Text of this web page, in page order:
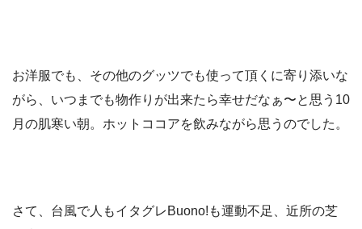
お洋服でも、その他のグッツでも使って頂くに寄り添いな
がら、いつまでも物作りが出来たら幸せだなぁ〜と思う10
月の肌寒い朝。ホットココアを飲みながら思うのでした。
さて、台風で人もイタグレBuono!も運動不足、近所の芝